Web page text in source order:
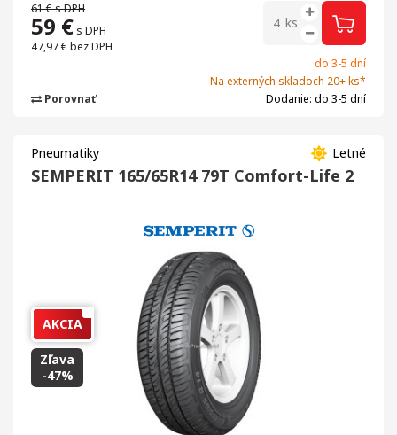
61 €s DPH
59 € s DPH
47,97 € bez DPH
ks
do 3-5 dní
Na externých skladoch 20+ ks*
Dodanie: do 3-5 dní
Porovnať
Letné
Pneumatiky
SEMPERIT 165/65R14 79T Comfort-Life 2
AKCIA
Zľava
-47%